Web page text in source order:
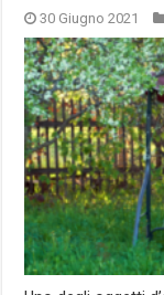
30 Giugno 2021